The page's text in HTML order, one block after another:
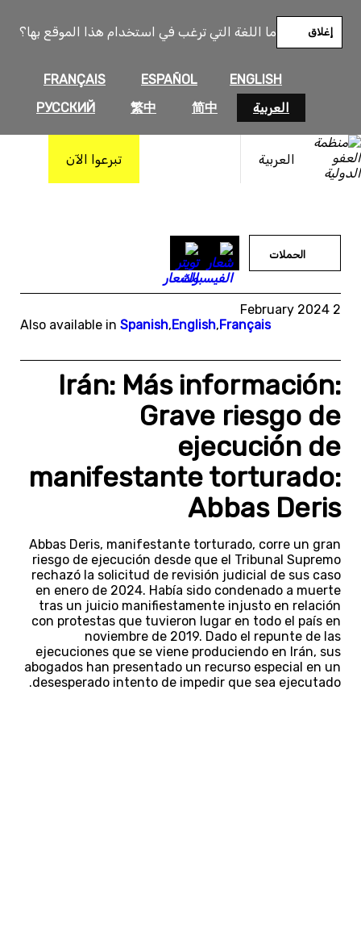
ما اللغة التي ترغب في استخدام هذا الموقع بها؟
ENGLISH
ESPAÑOL
FRANÇAIS
العربية
简中
繁中
РУССКИЙ
إغلاق
العربية تبرعوا الآن
المحتوى
الحملات
2 February 2024
Also available in Spanish,English,Français
Irán: Más información:
Grave riesgo de
ejecución de
manifestante torturado:
Abbas Deris
Abbas Deris, manifestante torturado, corre un gran
riesgo de ejecución desde que el Tribunal Supremo
rechazó la solicitud de revisión judicial de sus caso
en enero de 2024. Había sido condenado a muerte
tras un juicio manifiestamente injusto en relación
con protestas que tuvieron lugar en todo el país en
noviembre de 2019. Dado el repunte de las
ejecuciones que se viene produciendo en Irán, sus
abogados han presentado un recurso especial en un
desesperado intento de impedir que sea ejecutado.